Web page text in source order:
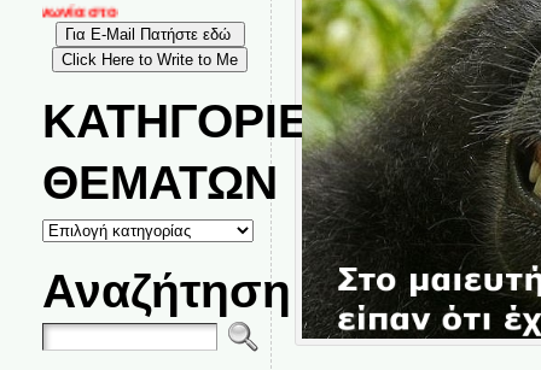
στο
ΚΑΤΗΓΟΡΙΕΣ
ΘΕΜΑΤΩΝ
ΚΑΤΗΓΟΡΙΕΣ
ΘΕΜΑΤΩΝ
Αναζήτηση